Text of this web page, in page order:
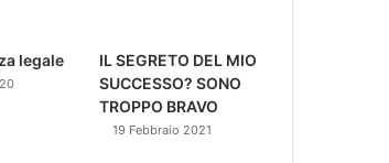
legale
IL SEGRETO DEL MIO
SUCCESSO? SONO
TROPPO BRAVO
19 Febbraio 2021